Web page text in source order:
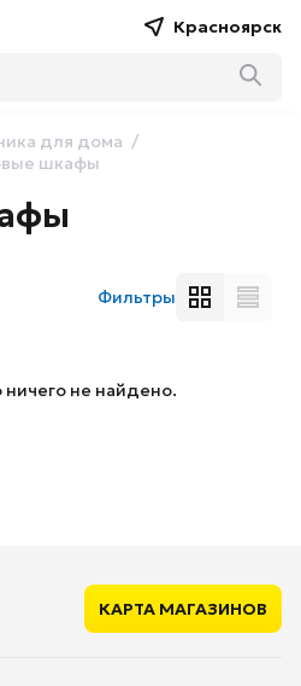
Красноярск
для дома
шкафы
Фильтры
не найдено.
КАРТА МАГАЗИНОВ